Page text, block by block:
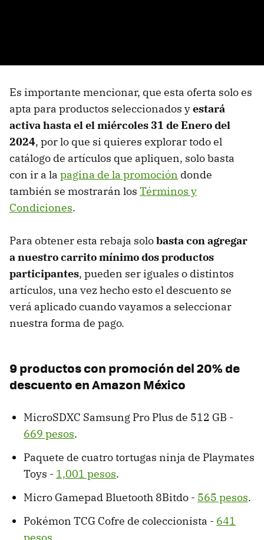
Es importante mencionar, que esta oferta solo es
apta para productos seleccionados yestará
activa hasta el el miércoles 31 de Enero del
2024, por lo que si quieres explorar todo el
catálogo de artículos que apliquen, solo basta
con ir a la pagina de la promoción donde
también se mostrarán los Términos y
Condiciones.
Para obtener esta rebaja solobasta con agregar
a nuestro carrito mínimo dos productos
participantes, pueden ser iguales o distintos
artículos, una vez hecho esto el descuento se
verá aplicado cuando vayamos a seleccionar
nuestra forma de pago.
9 productos con promoción del 20% de
descuento en Amazon México
MicroSDXC Samsung Pro Plus de 512 GB -
669 pesos.
Paquete de cuatro tortugas ninja de Playmates
Toys - 1,001 pesos.
Micro Gamepad Bluetooth 8Bitdo - 565 pesos.
Pokémon TCG Cofre de coleccionista - 641